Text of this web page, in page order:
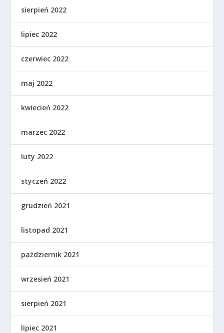
sierpień 2022
lipiec 2022
czerwiec 2022
maj 2022
kwiecień 2022
marzec 2022
luty 2022
styczeń 2022
grudzień 2021
listopad 2021
październik 2021
wrzesień 2021
sierpień 2021
lipiec 2021